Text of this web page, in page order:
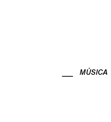
MÚSICA